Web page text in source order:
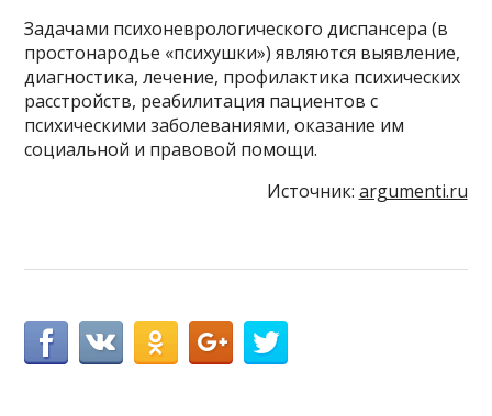
Задачами психоневрологического диспансера (в
простонародье «психушки») являются выявление,
диагностика, лечение, профилактика психических
расстройств, реабилитация пациентов с
психическими заболеваниями, оказание им
социальной и правовой помощи.
Источник: argumenti.ru